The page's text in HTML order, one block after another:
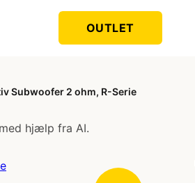
OUTLET
Subwoofer 2 ohm, R-Serie
hjælp fra AI.